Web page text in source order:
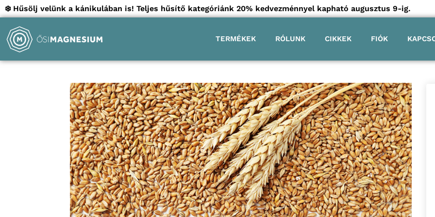
❄️ Hűsölj velünk a kánikulában is! Teljes hűsítő kategóriánk 20% kedvezménnyel kapható augusztus 9-ig.
TERMÉKEK RÓLUNK CIKKEK FIÓK